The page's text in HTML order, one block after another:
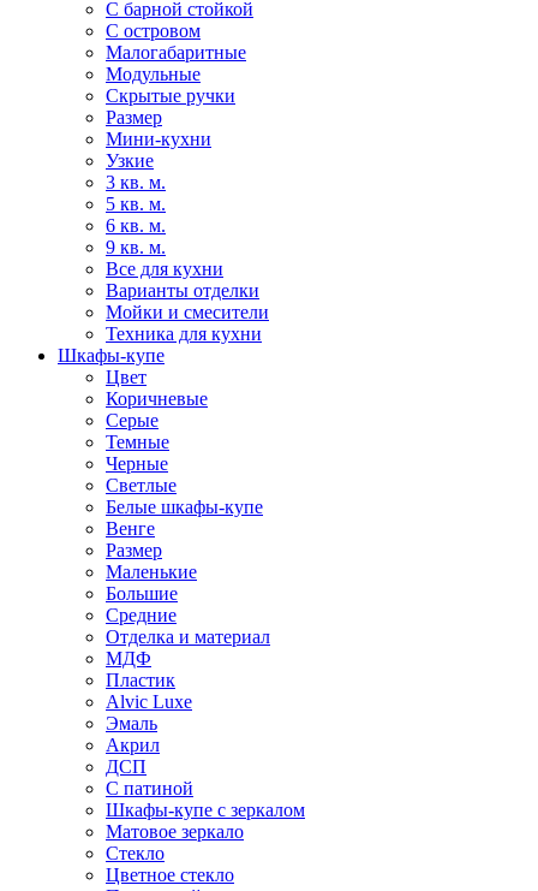
С барной стойкой
С островом
Малогабаритные
Модульные
Скрытые ручки
Размер
Мини-кухни
Узкие
3 кв. м.
5 кв. м.
6 кв. м.
9 кв. м.
Все для кухни
Варианты отделки
Мойки и смесители
Техника для кухни
Шкафы-купе
Цвет
Коричневые
Серые
Темные
Черные
Светлые
Белые шкафы-купе
Венге
Размер
Маленькие
Большие
Средние
Отделка и материал
МДФ
Пластик
Alvic Luxe
Эмаль
Акрил
ДСП
С патиной
Шкафы-купе с зеркалом
Матовое зеркало
Стекло
Цветное стекло